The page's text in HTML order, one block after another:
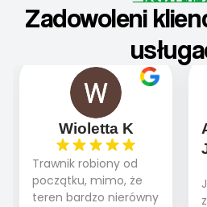
Zadowoleni
Wioletta K
Trawnik robiony od
początku, mimo, że
teren bardzo nierówny